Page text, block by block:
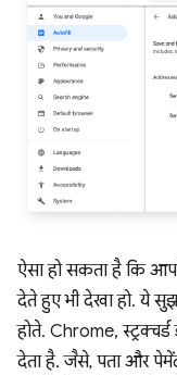
ऐसा हो सकता है कि
देते हुए भी देखा हो. ये
होते. Chrome,
देता है. जैसे, पता और